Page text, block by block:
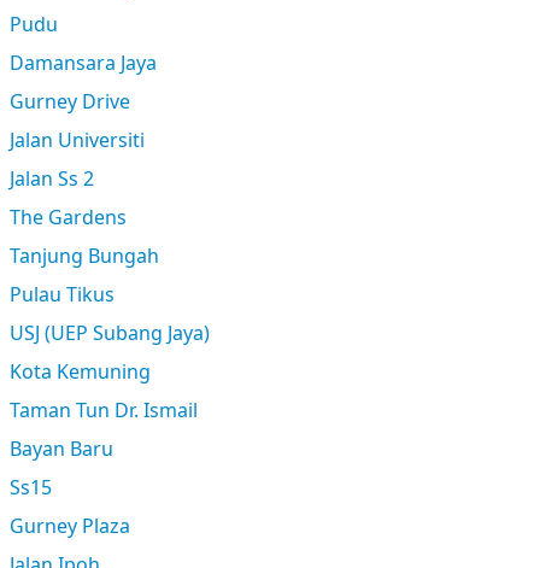
Pudu
Damansara Jaya
Gurney Drive
Jalan Universiti
Jalan Ss 2
The Gardens
Tanjung Bungah
Pulau Tikus
USJ (UEP Subang Jaya)
Kota Kemuning
Taman Tun Dr. Ismail
Bayan Baru
Ss15
Gurney Plaza